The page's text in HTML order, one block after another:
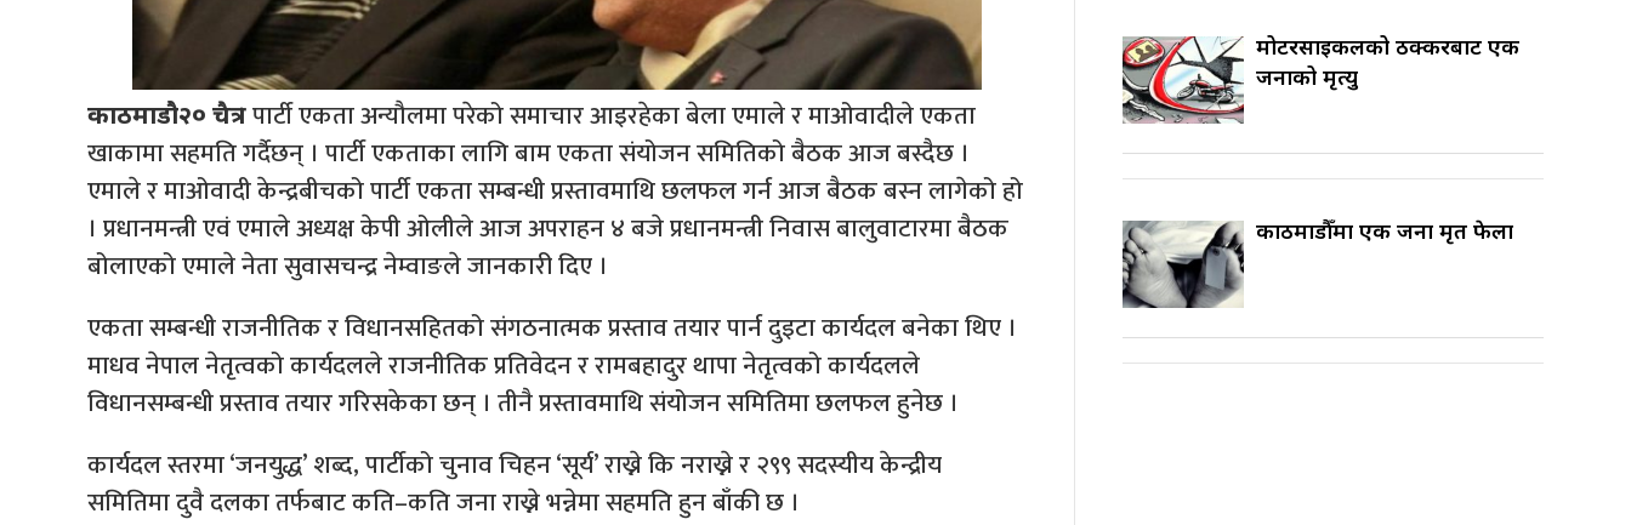
काठमाडौ२० चैत्र। पार्टी एकता अन्यौलमा परेको समाचार आइरहेका बेला एमाले र माओवादीले एकता
खाकामा सहमति गर्दैछन् । पार्टी एकताका लागि बाम एकता संयोजन समितिको बैठक आज बस्दैछ ।
एमाले र माओवादी केन्द्रबीचको पार्टी एकता सम्बन्धी प्रस्तावमाथि छलफल गर्न आज बैठक बस्न लागेको हो
। प्रधानमन्त्री एवं एमाले अध्यक्ष केपी ओलीले आज अपराहन ४ बजे प्रधानमन्त्री निवास बालुवाटारमा बैठक
बोलाएको एमाले नेता सुवासचन्द्र नेम्वाङले जानकारी दिए ।
एकता सम्बन्धी राजनीतिक र विधानसहितको संगठनात्मक प्रस्ताव तयार पार्न दुइटा कार्यदल बनेका थिए ।
माधव नेपाल नेतृत्वको कार्यदलले राजनीतिक प्रतिवेदन र रामबहादुर थापा नेतृत्वको कार्यदलले
विधानसम्बन्धी प्रस्ताव तयार गरिसकेका छन् । तीनै प्रस्तावमाथि संयोजन समितिमा छलफल हुनेछ ।
कार्यदल स्तरमा ‘जनयुद्ध’ शब्द, पार्टीको चुनाव चिहन ‘सूर्य’ राख्ने कि नराख्ने र २९९ सदस्यीय केन्द्रीय
समितिमा दुवै दलका तर्फबाट कति–कति जना राख्ने भन्नेमा सहमति हुन बाँकी छ ।
मोटरसाइकलको ठक्करबाट एक
जनाको मृत्यु
काठमाडौँमा एक जना मृत फेला